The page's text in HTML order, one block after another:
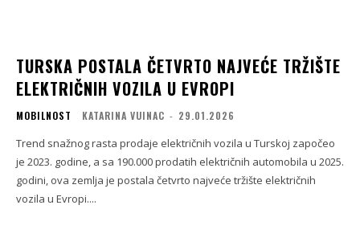
TURSKA POSTALA ČETVRTO NAJVEĆE TRŽIŠTE
ELEKTRIČNIH VOZILA U EVROPI
MOBILNOST KATARINA VUINAC - 29.01.2026
Trend snažnog rasta prodaje električnih vozila u Turskoj započeo
je 2023. godine, a sa 190.000 prodatih električnih automobila u 2025.
godini, ova zemlja je postala četvrto najveće tržište električnih
vozila u Evropi....